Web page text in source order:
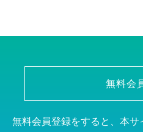
無料会
無料会員登録をすると、本